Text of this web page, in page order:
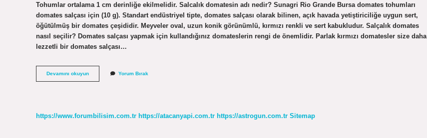
Tohumlar ortalama 1 cm derinliğe ekilmelidir. Salcalık domatesin adı nedir? Sunagri Rio Grande Bursa domates tohumları
domates salçası için (10 g). Standart endüstriyel tipte, domates salçası olarak bilinen, açık havada yetiştiriciliğe uygun sert,
öğütülmüş bir domates çeşididir. Meyveler oval, uzun konik görünümlü, kırmızı renkli ve sert kabukludur. Salçalık domates
nasıl seçilir? Domates salçası yapmak için kullandığınız domateslerin rengi de önemlidir. Parlak kırmızı domatesler size daha
lezzetli bir domates salçası…
Devamını okuyunSalçalık
Domates
Yorum Bırak
https://www.forumbilisim.com.tr https://atacanyapi.com.tr https://astrogun.com.tr Sitemap